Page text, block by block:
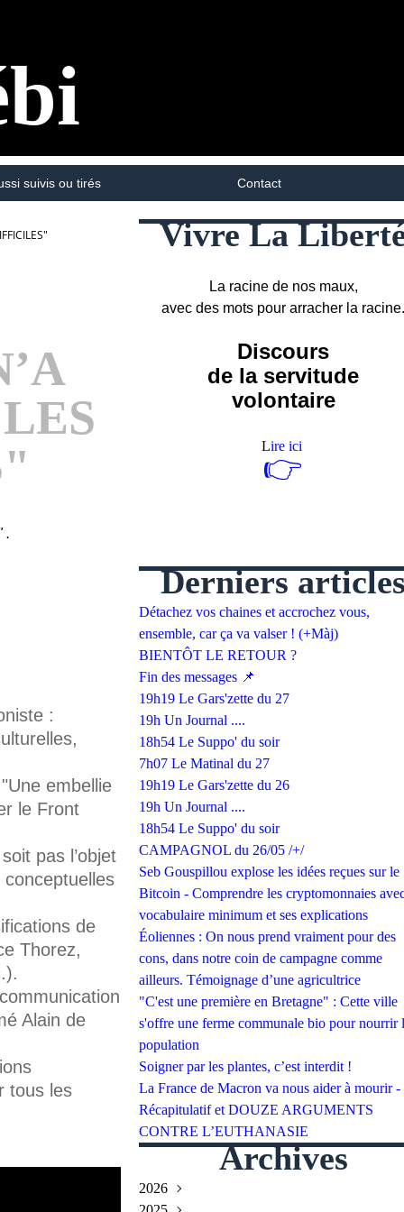
suivis ou tirés Contact
.
:
embellie
le Front
pas l’objet
de
Thorez,
Alain de
tous les
Vivre La
La racine de nos maux,
avec des mots pour arracher la racine.
Discours
de la servitude
volontaire
Lire ici
👉
Derniers
Détachez vos chaines et accrochez vous,
ensemble, car ça va valser ! (+Màj)
BIENTÔT LE RETOUR ?
Fin des messages 📌
19h19 Le Gars'zette du 27
19h Un Journal ....
18h54 Le Suppo' du soir
7h07 Le Matinal du 27
19h19 Le Gars'zette du 26
19h Un Journal ....
18h54 Le Suppo' du soir
CAMPAGNOL du 26/05 /+/
Seb Gouspillou explose les idées reçues sur le
Bitcoin - Comprendre les cryptomonnaies
vocabulaire minimum et ses explications
Éoliennes : On nous prend vraiment pour des
cons, dans notre coin de campagne comme
ailleurs. Témoignage d’une agricultrice
"C'est une première en Bretagne" : Cette ville
s'offre une ferme communale bio pour nourrir
population
Soigner par les plantes, c’est interdit !
La France de Macron va nous aider à mourir -
Récapitulatif et DOUZE ARGUMENTS
CONTRE L’EUTHANASIE
Archives
2026